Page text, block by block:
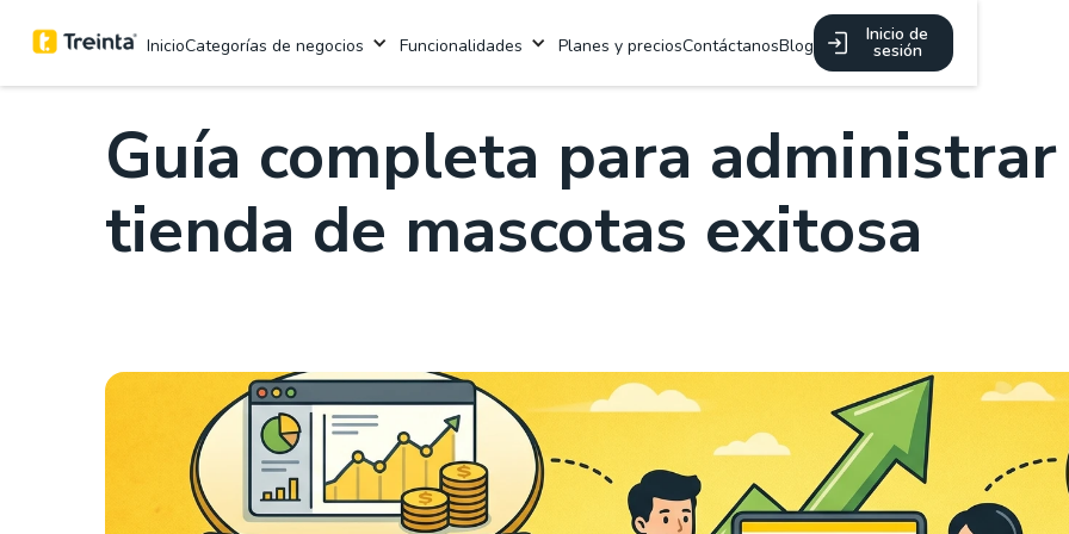
InicioCategorías de negocios Funcionalidades Planes y preciosContáctanosBlog
Inicio de
sesión
Guía completa para
tienda de mascotas exitosa